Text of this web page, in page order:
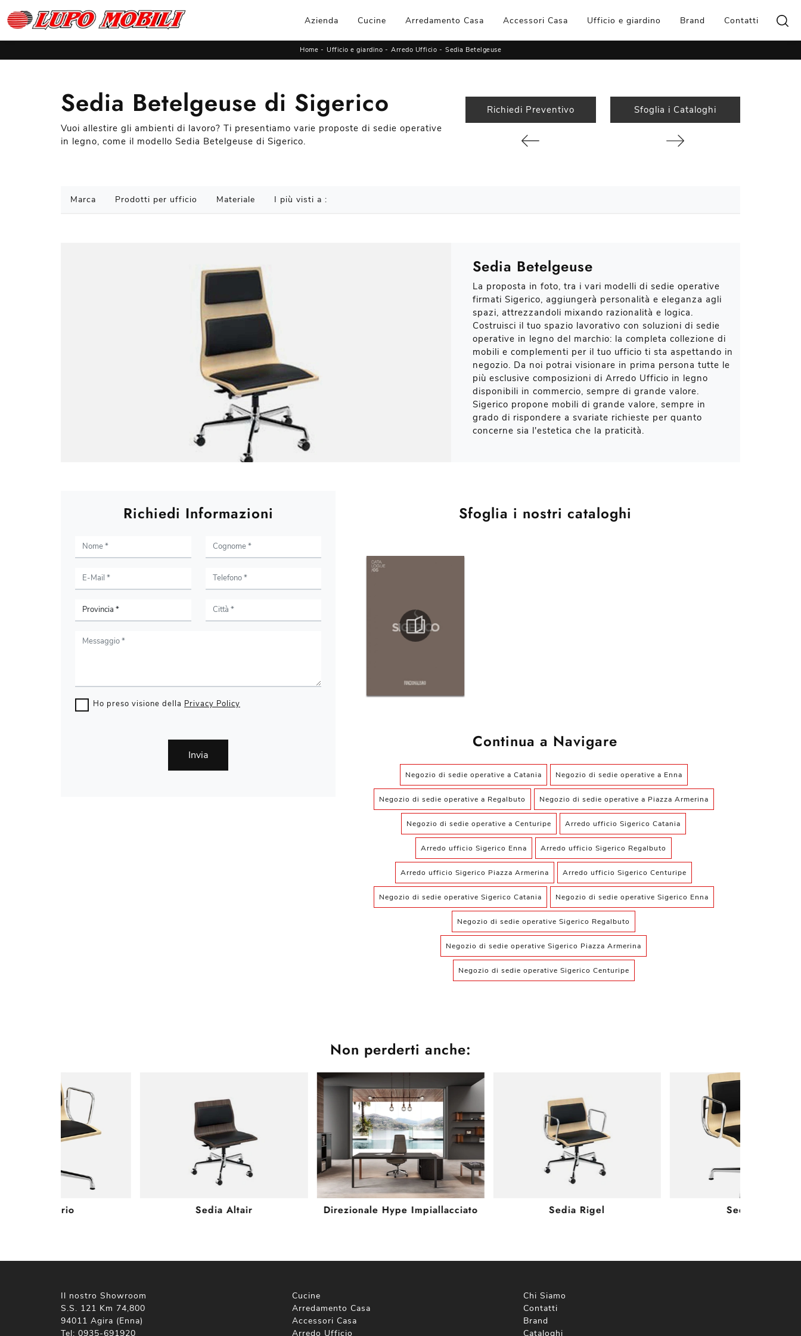
Azienda Cucine Arredamento Casa Accessori Casa Ufficio e giardino Brand Contatti
Home - Ufficio e giardino - Arredo Ufficio - Sedia Betelgeuse
Sedia Betelgeuse di Sigerico
Vuoi allestire gli ambienti di lavoro? Ti presentiamo varie proposte di sedie operative
in legno, come il modello Sedia Betelgeuse di Sigerico.
Richiedi Preventivo Sfoglia i Cataloghi
Marca Prodotti per ufficio Materiale I più visti a :
Sedia Betelgeuse
La proposta in foto, tra i vari modelli di sedie operative
firmati Sigerico, aggiungerà personalità e eleganza agli
spazi, attrezzandoli mixando razionalità e logica.
Costruisci il tuo spazio lavorativo con soluzioni di sedie
operative in legno del marchio: la completa collezione di
mobili e complementi per il tuo ufficio ti sta aspettando in
negozio. Da noi potrai visionare in prima persona tutte le
più esclusive composizioni di Arredo Ufficio in legno
disponibili in commercio, sempre di grande valore.
Sigerico propone mobili di grande valore, sempre in
grado di rispondere a svariate richieste per quanto
concerne sia l'estetica che la praticità.
Sfoglia i nostri cataloghi
Continua a Navigare
Negozio di sedie operative a Catania Negozio di sedie operative a Enna
Negozio di sedie operative a Regalbuto Negozio di sedie operative a Piazza Armerina
Negozio di sedie operative a Centuripe Arredo ufficio Sigerico Catania
Arredo ufficio Sigerico Enna Arredo ufficio Sigerico Regalbuto
Arredo ufficio Sigerico Piazza Armerina Arredo ufficio Sigerico Centuripe
Negozio di sedie operative Sigerico Catania Negozio di sedie operative Sigerico Enna
Negozio di sedie operative Sigerico Regalbuto
Negozio di sedie operative Sigerico Piazza Armerina
Negozio di sedie operative Sigerico Centuripe
Richiedi Informazioni
Ho preso visione della Privacy Policy
Invia
Non perderti anche:
Sedia Sirio Sedia Altair Direzionale Hype Impiallacciato Sedia Rigel Sedia Sirio
Il nostro Showroom
S.S. 121 Km 74,800
94011 Agira (Enna)
Tel: 0935-691920
Cucine
Arredamento Casa
Accessori Casa
Arredo Ufficio
Chi Siamo
Contatti
Brand
Cataloghi